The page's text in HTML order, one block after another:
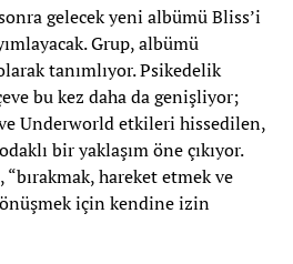
gelecek yeni albümü Bliss’i
Grup, albümü
tanımlıyor. Psikedelik
bu kez daha da genişliyor;
Underworld etkileri hissedilen,
bir yaklaşım öne çıkıyor.
hareket etmek ve
için kendine izin